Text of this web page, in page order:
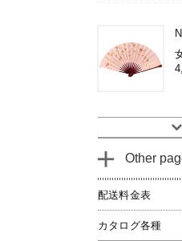
Other
配送料金表
カタログ各種